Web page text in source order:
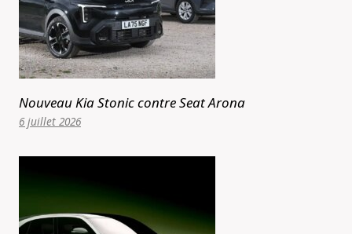
Nouveau Kia Stonic contre Seat Arona
6 juillet 2026